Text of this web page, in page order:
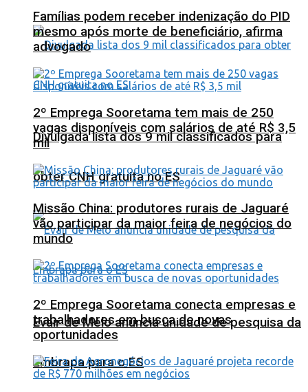
Divulgada lista dos 9 mil classificados para
obter CNH gratuita no ES
Evair de Melo anuncia unidade de pesquisa da
Embrapa para o ES
Famílias podem receber indenização do PID
mesmo após morte de beneficiário, afirma
advogado
2º Emprega Sooretama tem mais de 250
vagas disponíveis com salários de até R$ 3,5
mil
Missão China: produtores rurais de Jaguaré
vão participar da maior feira de negócios do
mundo
2º Emprega Sooretama conecta empresas e
trabalhadores em busca de novas
oportunidades